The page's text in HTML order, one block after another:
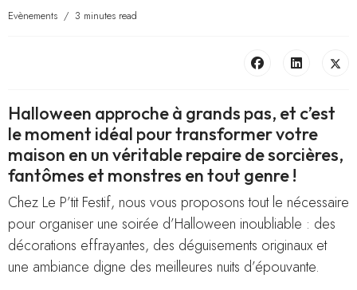
Evènements 3 minutes read
Halloween approche à grands pas, et c’est
le moment idéal pour transformer votre
maison en un véritable repaire de sorcières,
fantômes et monstres en tout genre !
Chez Le P’tit Festif, nous vous proposons tout le nécessaire
pour organiser une soirée d’Halloween inoubliable : des
décorations effrayantes, des déguisements originaux et
une ambiance digne des meilleures nuits d’épouvante.